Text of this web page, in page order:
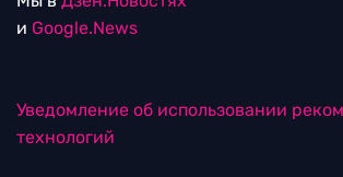
и Google.News
Уведомление об использовании
технологий